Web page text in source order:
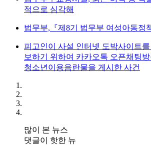
적으로 심각해
법무부,『제8기 법무부 여성아동정
피고인이 사설 인터넷 도박사이트
보하기 위하여 카카오톡 오픈채팅
청소년이용음란물을 게시한 사건
많이 본 뉴스
댓글이 핫한 뉴